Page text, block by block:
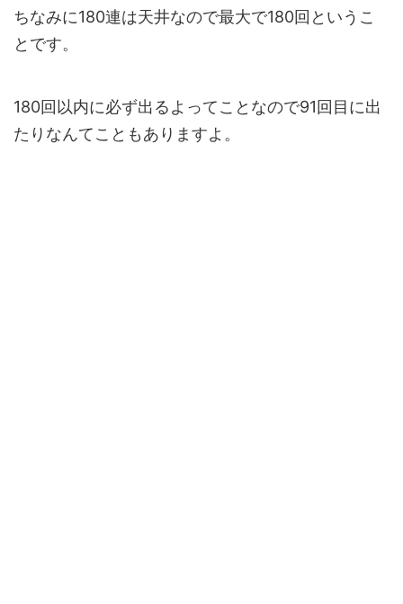
ちなみに180連は天井なので最大で180回というこ
とです。
180回以内に必ず出るよってことなので91回目に出
たりなんてこともありますよ。